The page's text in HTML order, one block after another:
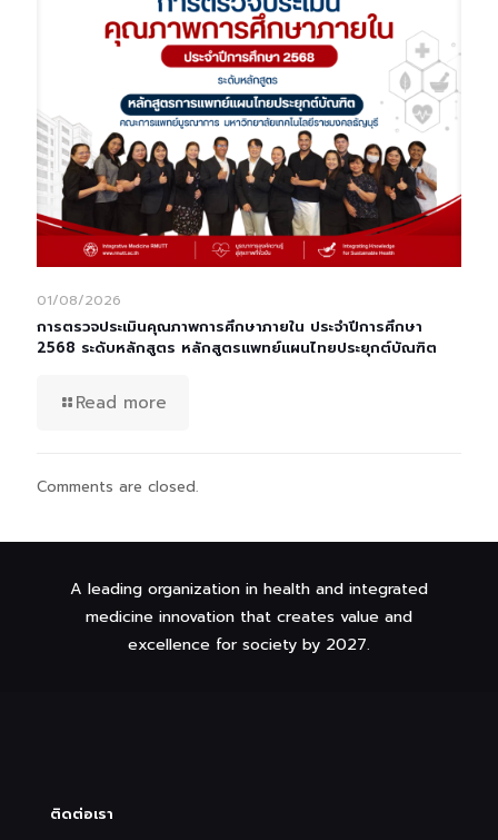
01/08/2026
การตรวจประเมินคุณภาพการศึกษาภายใน ประจำปีการศึกษา
2568 ระดับหลักสูตร หลักสูตรแพทย์แผนไทยประยุกต์บัณฑิต
Read more
Comments are closed.
A leading organization in health and integrated
medicine innovation that creates value and
excellence for society by 2027.
ติดต่อเรา